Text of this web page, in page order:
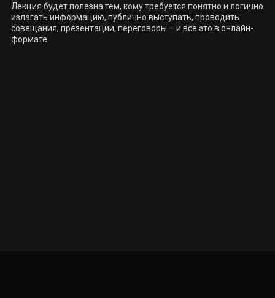
Лекция будет полезна тем, кому требуется понятно и логично
излагать информацию, публично выступать, проводить
совещания, презентации, переговоры – и все это в онлайн-
формате.